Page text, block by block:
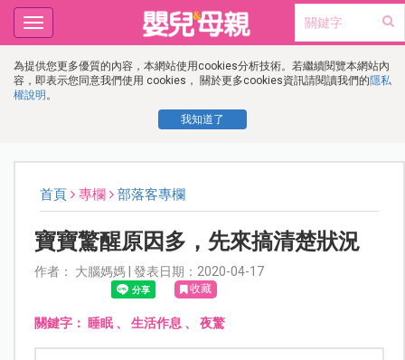
為提供您更多優質的內容，本網站使用cookies分析技術。若繼續閱覽本網站內
容，即表示您同意我們使用 cookies， 關於更多cookies資訊請閱讀我們的隱私
權說明 。
我知道了
Toggle
navigation
首頁 專欄 部落客專欄
寶寶驚醒原因多，先來搞清楚狀況
作者： 大腦媽媽 | 發表日期：2020-04-17
收藏
關鍵字： 睡眠、 生活作息 、 夜驚